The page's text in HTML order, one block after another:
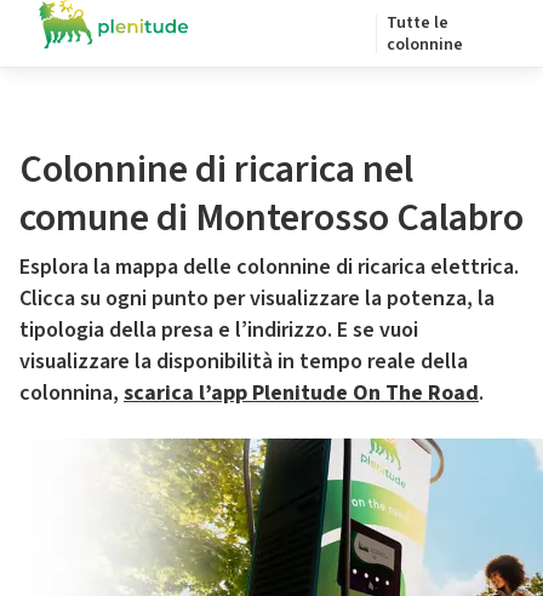
Tutte le
colonnine
Colonnine di ricarica nel
comune di Monterosso Calabro
Esplora la mappa delle colonnine di ricarica elettrica.
Clicca su ogni punto per visualizzare la potenza, la
tipologia della presa e l’indirizzo. E se vuoi
visualizzare la disponibilità in tempo reale della
colonnina, scarica l’app Plenitude On The Road.